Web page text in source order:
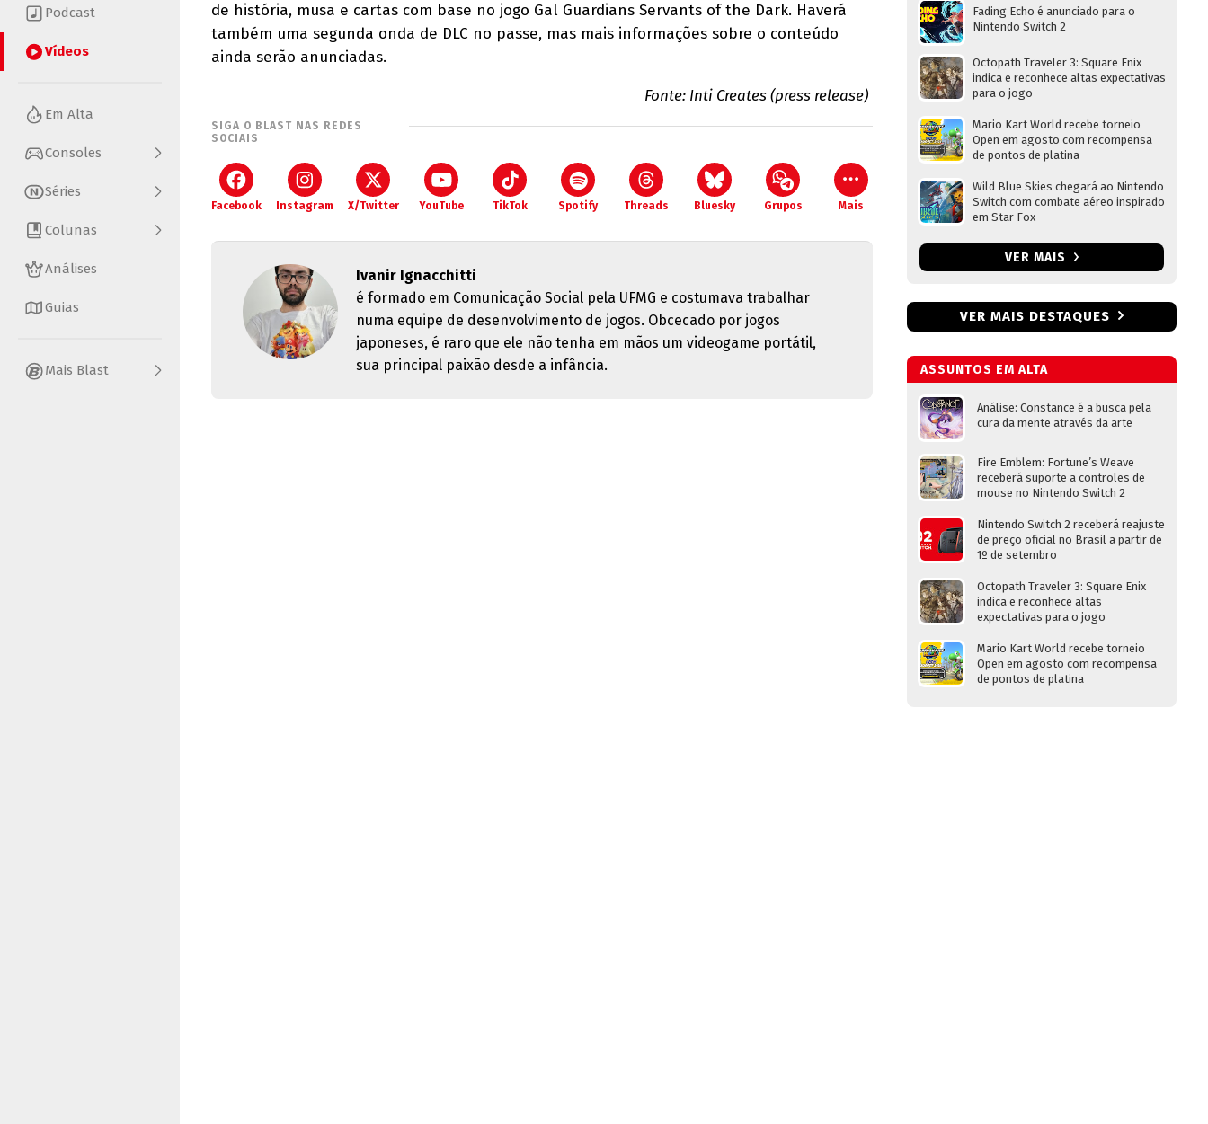
Podcast
Vídeos
Em Alta
Consoles
Séries
Colunas
Análises
Guias
Mais Blast
de história, musa e cartas com base no jogo Gal Guardians Servants of the Dark. Haverá
também uma segunda onda de DLC no passe, mas mais informações sobre o conteúdo
ainda serão anunciadas.
Fonte: Inti Creates (press release)
SIGA O BLAST NAS REDES
SOCIAIS
Facebook Instagram X/Twitter YouTube TikTok Spotify Threads Bluesky Grupos Mais
Ivanir Ignacchitti
é formado em Comunicação Social pela UFMG e costumava trabalhar
numa equipe de desenvolvimento de jogos. Obcecado por jogos
japoneses, é raro que ele não tenha em mãos um videogame portátil,
sua principal paixão desde a infância.
Fading Echo é anunciado para o
Nintendo Switch 2
Octopath Traveler 3: Square Enix
indica e reconhece altas expectativas
para o jogo
Mario Kart World recebe torneio
Open em agosto com recompensa
de pontos de platina
Wild Blue Skies chegará ao Nintendo
Switch com combate aéreo inspirado
em Star Fox
VER MAIS
VER MAIS DESTAQUES
ASSUNTOS EM ALTA
Análise: Constance é a busca pela
cura da mente através da arte
Fire Emblem: Fortune’s Weave
receberá suporte a controles de
mouse no Nintendo Switch 2
Nintendo Switch 2 receberá reajuste
de preço oficial no Brasil a partir de
1º de setembro
Octopath Traveler 3: Square Enix
indica e reconhece altas
expectativas para o jogo
Mario Kart World recebe torneio
Open em agosto com recompensa
de pontos de platina